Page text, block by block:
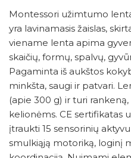
Montessori užimtumo
yra lavinamasis žaislas,
viename lenta apima
skaičių, formų, spalvų,
Pagaminta iš aukštos
minkšta, saugi ir patvari.
(apie 300 g) ir turi
kelionėms. CE sertifikatas
įtraukti 15 sensorinių
smulkiąją motoriką, loginį